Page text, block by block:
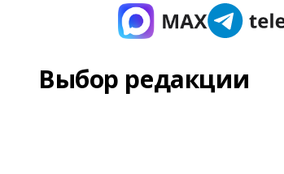
Выбор редакции